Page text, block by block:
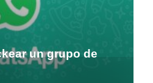
un grupo de